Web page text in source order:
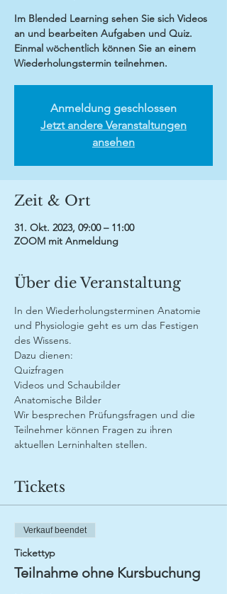
Im Blended Learning sehen Sie sich Videos
an und bearbeiten Aufgaben und Quiz.
Einmal wöchentlich können Sie an einem
Wiederholungstermin teilnehmen.
Anmeldung geschlossen
Jetzt andere Veranstaltungen
ansehen
Zeit & Ort
31. Okt. 2023, 09:00 – 11:00
ZOOM mit Anmeldung
Über die Veranstaltung
In den Wiederholungsterminen Anatomie
und Physiologie geht es um das Festigen
des Wissens.
Dazu dienen:
Quizfragen
Videos und Schaubilder
Anatomische Bilder
Wir besprechen Prüfungsfragen und die
Teilnehmer können Fragen zu ihren
aktuellen Lerninhalten stellen.
Tickets
Verkauf beendet
Tickettyp
Teilnahme ohne Kursbuchung